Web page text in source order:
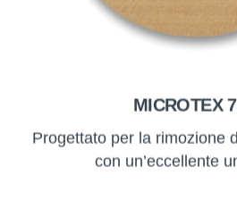
MICROTEX
Progettato per la rimozione
con un’eccellente